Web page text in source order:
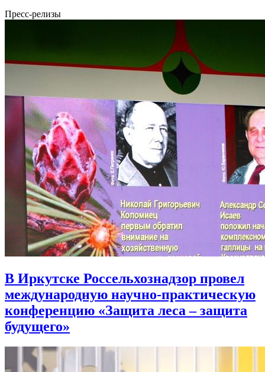
Пресс-релизы
В Иркутске Россельхознадзор провел
международную научно-практическую
конференцию «Защита леса – защита
будущего»